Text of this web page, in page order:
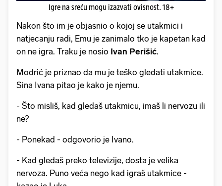
Igre na sreću mogu izazvati ovisnost. 18+
Nakon što im je objasnio o kojoj se utakmici i
natjecanju radi, Emu je zanimalo tko je kapetan kad
on ne igra. Traku je nosio Ivan Perišić.
Modrić je priznao da mu je teško gledati utakmice.
Sina Ivana pitao je kako je njemu.
- Što misliš, kad gledaš utakmicu, imaš li nervozu ili
ne?
- Ponekad - odgovorio je Ivano.
- Kad gledaš preko televizije, dosta je velika
nervoza. Puno veća nego kad igraš utakmice -